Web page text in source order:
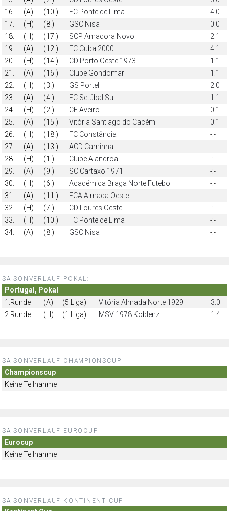
16.
(A) (10.) FC Ponte de Lima
4:0
17.
(H) (8.) GSC Nisa
0:0
18.
(H) (17.) SCP Amadora Novo
2:1
19.
(A) (12.) FC Cuba 2000
4:1
20.
(H) (14.) CD Porto Oeste 1973
1:1
21.
(A) (16.) Clube Gondomar
1:1
22.
(H) (3.) GS Portel
2:0
23.
(A) (4.) FC Setúbal Sul
1:1
24.
(H) (2.) CF Aveiro
0:1
25.
(A) (15.) Vitória Santiago do Cacém
0:1
26.
(H) (18.) FC Constância
-:-
27.
(A) (13.) ACD Caminha
-:-
28.
(H) (1.) Clube Alandroal
-:-
29.
(A) (9.) SC Cartaxo 1971
-:-
30.
(H) (6.) Académica Braga Norte Futebol
-:-
31.
(A) (11.) FCA Almada Oeste
-:-
32.
(H) (7.) CD Loures Oeste
-:-
33.
(H) (10.) FC Ponte de Lima
-:-
34.
(A) (8.) GSC Nisa -:-
SAISONVERLAUF POKAL:
Portugal, Pokal
1.Runde
(A) (5.Liga) Vitória Almada Norte 1929
3:0
2.Runde
(H) (1.Liga) MSV 1978 Koblenz 1:4
SAISONVERLAUF CHAMPIONSCUP
Championscup
Keine Teilnahme
SAISONVERLAUF EUROCUP
Eurocup
Keine Teilnahme
SAISONVERLAUF KONTINENT CUP